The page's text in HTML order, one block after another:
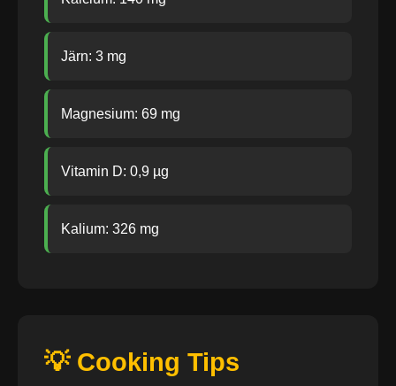
Järn: 3 mg
Magnesium: 69 mg
Vitamin D: 0,9 µg
Kalium: 326 mg
💡 Cooking Tips